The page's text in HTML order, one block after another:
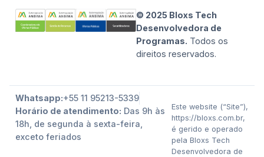
© 2025 Bloxs Tech
Desenvolvedora de
Programas. Todos os
direitos reservados.
Whatsapp:+55 11 95213-5339
Horário de atendimento: Das 9h às
18h, de segunda à sexta-feira,
exceto feriados
Este website (“Site”),
https://bloxs.com.br,
é gerido e operado
pela Bloxs Tech
Desenvolvedora de